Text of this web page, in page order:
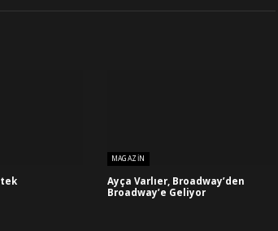
MAGAZIN
Ayça Varlıer, Broadway’den
Broadway’e Geliyor